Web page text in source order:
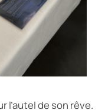
l’autel de son rêve.